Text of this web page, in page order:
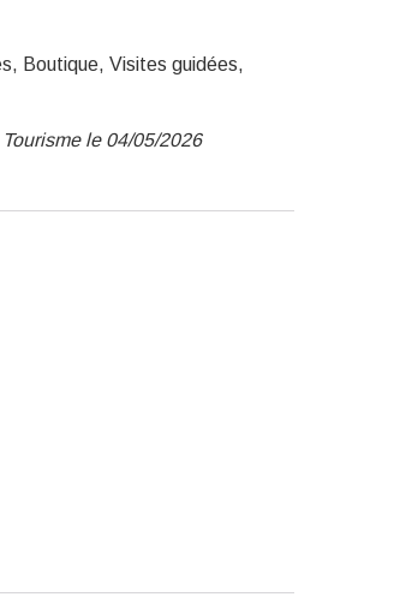
Boutique, Visites guidées,
le 04/05/2026